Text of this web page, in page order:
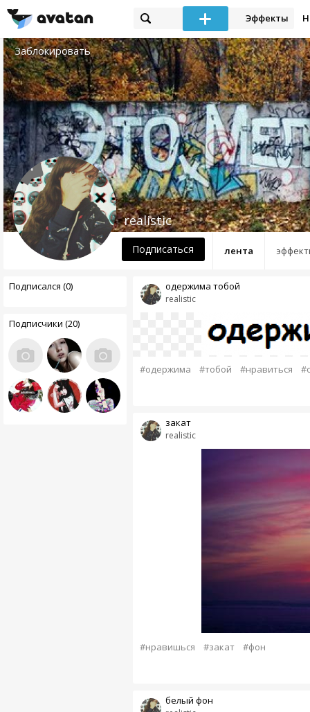
Эффекты
Заблокировать
лента
realistic
Подписаться
Подписался (0)
Подписчики (20)
realistic
одержима тобой
#одержима #тобой #нравиться
realistic
закат
#нравишься #закат #фон
белый фон